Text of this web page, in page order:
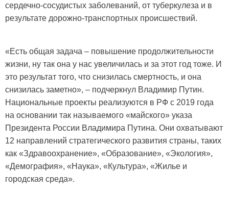
сердечно-сосудистых заболеваний, от туберкулеза и в
результате дорожно-транспортных происшествий.
«Есть общая задача – повышение продолжительности
жизни, ну так она у нас увеличилась и за этот год тоже. И
это результат того, что снизилась смертность, и она
снизилась заметно», – подчеркнул Владимир Путин.
Национальные проекты реализуются в РФ с 2019 года
на основании так называемого «майского» указа
Президента России Владимира Путина. Они охватывают
12 направлений стратегического развития страны, таких
как «Здравоохранение», «Образование», «Экология»,
«Демография», «Наука», «Культура», «Жилье и
городская среда».